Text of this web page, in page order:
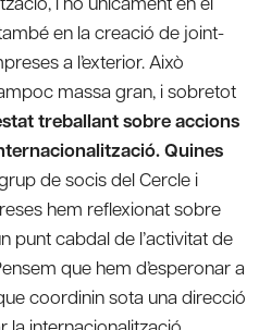
en la creació de joint-
a l’exterior. Això
massa gran, i sobretot
treballant sobre accions
Quines
de socis del Cercle i
hem reflexionat sobre
punt cabdal de l’activitat de
que hem d’esperonar a
coordinin sota una direcció